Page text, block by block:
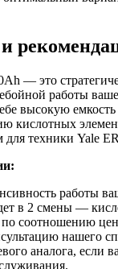
— это
работы
высокую
кислотных
техники Yale
работы
в 2 смены —
соотношению
нашего
аналога, если